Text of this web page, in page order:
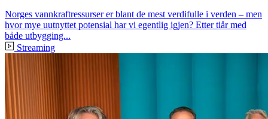
Norges vannkraftressurser er blant de mest verdifulle i verden – men
hvor mye uutnyttet potensial har vi egentlig igjen? Etter tiår med
både utbygging...
Streaming